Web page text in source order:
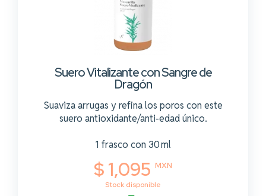
Suero Vitalizante con Sangre de
Dragón
Suaviza arrugas y refina los poros con este
suero antioxidante/anti-edad único.
1 frasco con 30 ml
$ 1,095 MXN
Stock disponible